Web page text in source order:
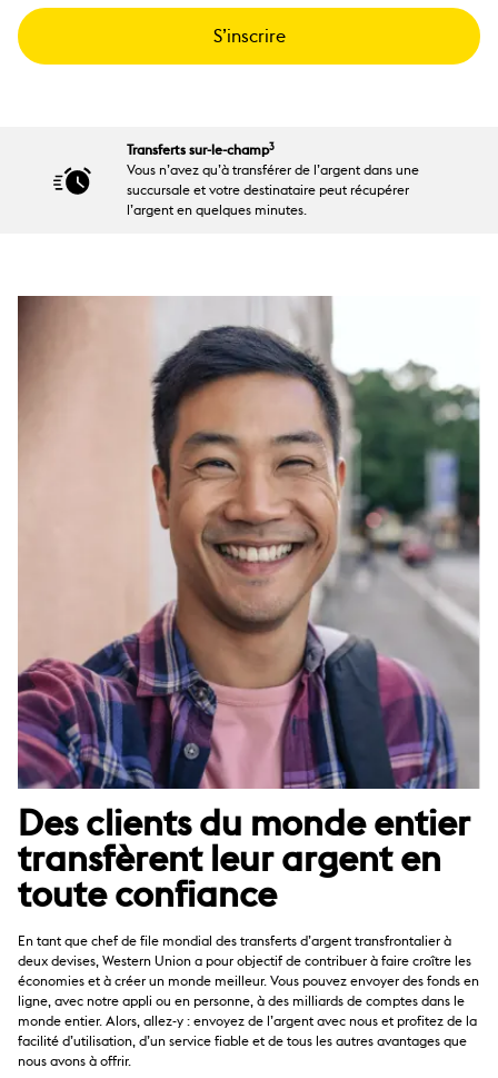
S’inscrire
Transferts sur-le-champ3
Vous n’avez qu’à transférer de l’argent dans une
succursale et votre destinataire peut récupérer
l’argent en quelques minutes.
Des clients du monde entier
transfèrent leur argent en
toute confiance
En tant que chef de file mondial des transferts d’argent transfrontalier à
deux devises, Western Union a pour objectif de contribuer à faire croître les
économies et à créer un monde meilleur. Vous pouvez envoyer des fonds en
ligne, avec notre appli ou en personne, à des milliards de comptes dans le
monde entier. Alors, allez-y : envoyez de l’argent avec nous et profitez de la
facilité d’utilisation, d’un service fiable et de tous les autres avantages que
nous avons à offrir.